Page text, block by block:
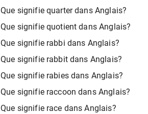
Que signifie quarter dans Anglais?
Que signifie quotient dans Anglais?
Que signifie rabbi dans Anglais?
Que signifie rabbit dans Anglais?
Que signifie rabies dans Anglais?
Que signifie raccoon dans Anglais?
Que signifie race dans Anglais?